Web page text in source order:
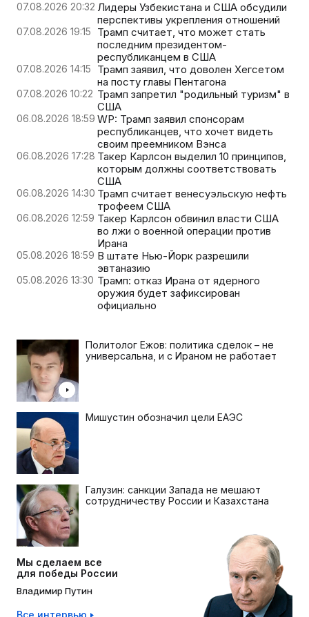
07.08.2026 20:32 Лидеры Узбекистана и США обсудили
перспективы укрепления отношений
07.08.2026 19:15
Трамп считает, что может стать
последним президентом-
республиканцем в США
07.08.2026 14:15
Трамп заявил, что доволен Хегсетом
на посту главы Пентагона
07.08.2026 10:22 Трамп запретил "родильный туризм" в
США
06.08.2026 18:59 WP: Трамп заявил спонсорам
республиканцев, что хочет видеть
своим преемником Вэнса
06.08.2026 17:28 Такер Карлсон выделил 10 принципов,
которым должны соответствовать
США
06.08.2026 14:30 Трамп считает венесуэльскую нефть
трофеем США
06.08.2026 12:59 Такер Карлсон обвинил власти США
во лжи о военной операции против
Ирана
05.08.2026 18:59 В штате Нью-Йорк разрешили
эвтаназию
05.08.2026 13:30 Трамп: отказ Ирана от ядерного
оружия будет зафиксирован
официально
Политолог Ежов: политика сделок – не
универсальна, и с Ираном не работает
Мишустин обозначил цели ЕАЭС
Галузин: санкции Запада не мешают
сотрудничеству России и Казахстана
Мы сделаем все
для победы России
Владимир Путин